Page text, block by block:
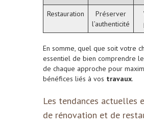
Restauration
Préserver
l’authenticité
En somme, quel que soit votre
essentiel de bien comprendre
de chaque approche pour
bénéfices liés à vos travaux.
Les tendances actuelles
de rénovation et de